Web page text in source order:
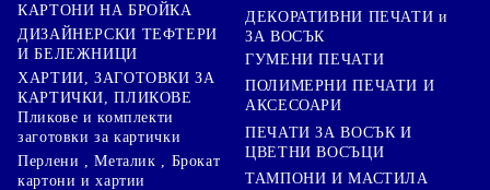
КАРТОНИ НА БРОЙКА
ДИЗАЙНЕРСКИ ТЕФТЕРИ
И БЕЛЕЖНИЦИ
ХАРТИИ, ЗАГОТОВКИ ЗА
КАРТИЧКИ, ПЛИКОВЕ
Пликове и комплекти
заготовки за картички
Перлени , Металик , Брокат
картони и хартии
ДЕКОРАТИВНИ ПЕЧАТИ и
ЗА ВОСЪК
ГУМЕНИ ПЕЧАТИ
ПОЛИМЕРНИ ПЕЧАТИ И
АКСЕСОАРИ
ПЕЧАТИ ЗА ВОСЪК И
ЦВЕТНИ ВОСЪЦИ
ТАМПОНИ И МАСТИЛА